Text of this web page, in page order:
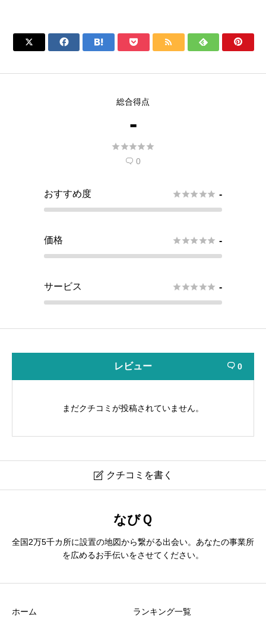
      
総合得点
-

 0
おすすめ度  -
価格  -
サービス  -
レビュー  0
まだクチコミが投稿されていません。
 クチコミを書く
ニックネーム 必須
なびＱ
全国2万5千カ所に設置の地図から繋がる出会い。あなたの事業所
を広めるお手伝いをさせてください。
ホーム ランキング一覧